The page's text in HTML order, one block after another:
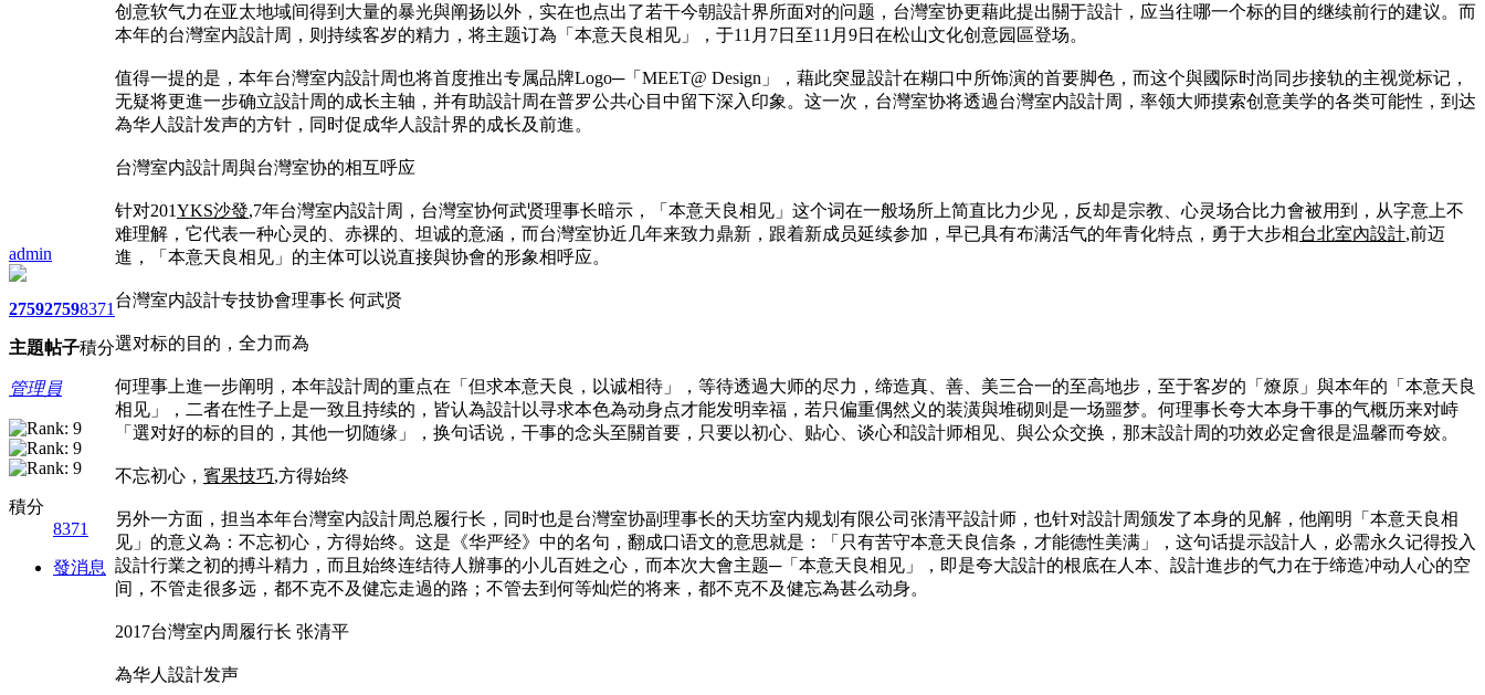
admin
2759
主題
2759
帖子
8371
積分
管理員
積分
8371
發消息
创意软气力在亚太地域间得到大量的暴光與阐扬以外，实在也点出了若干今朝設計界所面对的问题，台灣室协更藉此提出關于設計，应当往哪一个标的目的继续前行的建议。而
本年的台灣室内設計周，则持续客岁的精力，将主题订為「本意天良相见」，于11月7日至11月9日在松山文化创意园區登场。
值得一提的是，本年台灣室内設計周也将首度推出专属品牌Logo─「MEET@ Design」，藉此突显設計在糊口中所饰演的首要脚色，而这个與國际时尚同步接轨的主视觉标记，
无疑将更進一步确立設計周的成长主轴，并有助設計周在普罗公共心目中留下深入印象。这一次，台灣室协将透過台灣室内設計周，率领大师摸索创意美学的各类可能性，到达
為华人設計发声的方针，同时促成华人設計界的成长及前進。
台灣室内設計周與台灣室协的相互呼应
针对201YKS沙發,7年台灣室内設計周，台灣室协何武贤理事长暗示，「本意天良相见」这个词在一般场所上简直比力少见，反却是宗教、心灵场合比力會被用到，从字意上不
难理解，它代表一种心灵的、赤裸的、坦诚的意涵，而台灣室协近几年来致力鼎新，跟着新成员延续参加，早已具有布满活气的年青化特点，勇于大步相台北室內設計,前迈
進，「本意天良相见」的主体可以说直接與协會的形象相呼应。
台灣室内設計专技协會理事长 何武贤
選对标的目的，全力而為
何理事上進一步阐明，本年設計周的重点在「但求本意天良，以诚相待」，等待透過大师的尽力，缔造真、善、美三合一的至高地步，至于客岁的「燎原」與本年的「本意天良
相见」，二者在性子上是一致且持续的，皆认為設計以寻求本色為动身点才能发明幸福，若只偏重偶然义的装潢與堆砌则是一场噩梦。何理事长夸大本身干事的气概历来对峙
「選对好的标的目的，其他一切随缘」，换句话说，干事的念头至關首要，只要以初心、贴心、谈心和設計师相见、與公众交换，那末設計周的功效必定會很是温馨而夸姣。
不忘初心， 賓果技巧,方得始终
另外一方面，担当本年台灣室内設計周总履行长，同时也是台灣室协副理事长的天坊室内规划有限公司张清平設計师，也针对設計周颁发了本身的见解，他阐明「本意天良相
见」的意义為：不忘初心，方得始终。这是《华严经》中的名句，翻成口语文的意思就是：「只有苦守本意天良信条，才能德性美满」，这句话提示設計人，必需永久记得投入
設計行業之初的搏斗精力，而且始终连结待人辦事的小儿百姓之心，而本次大會主题─「本意天良相见」，即是夸大設計的根底在人本、設計進步的气力在于缔造冲动人心的空
间，不管走很多远，都不克不及健忘走過的路；不管去到何等灿烂的将来，都不克不及健忘為甚么动身。
2017台灣室内周履行长 张清平
為华人設計发声